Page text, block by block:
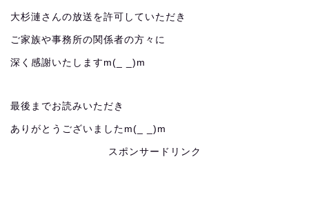
大杉漣さんの放送を許可していただき
ご家族や事務所の関係者の方々に
深く感謝いたしますm(_ _)m
最後までお読みいただき
ありがとうございましたm(_ _)m
スポンサードリンク